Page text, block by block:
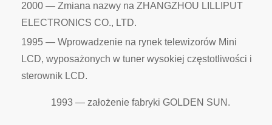
2000 — Zmiana nazwy na ZHANGZHOU LILLIPUT
ELECTRONICS CO., LTD.
1995 — Wprowadzenie na rynek telewizorów Mini
LCD, wyposażonych w tuner wysokiej częstotliwości i
sterownik LCD.
1993 — założenie fabryki GOLDEN SUN.